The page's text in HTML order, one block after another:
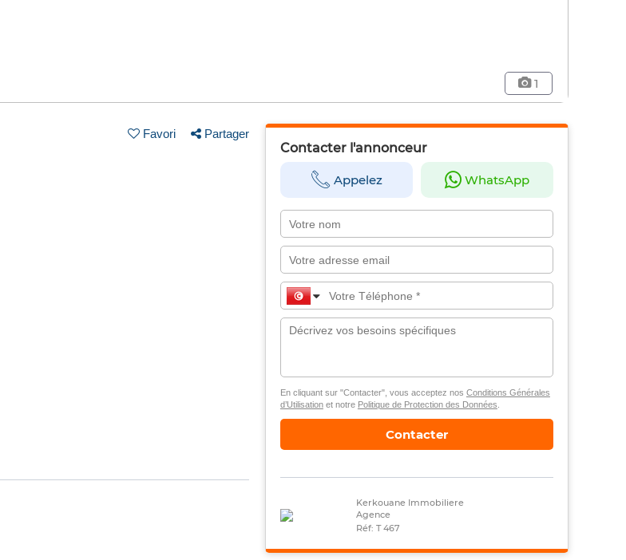
1
Favori Partager
Contacter l'annonceur
Appelez WhatsApp
En cliquant sur "Contacter", vous acceptez nos Conditions Générales
d’Utilisationet notre Politique de Protection des Données
Contacter
Kerkouane Immobiliere
Agence
Réf: T 467